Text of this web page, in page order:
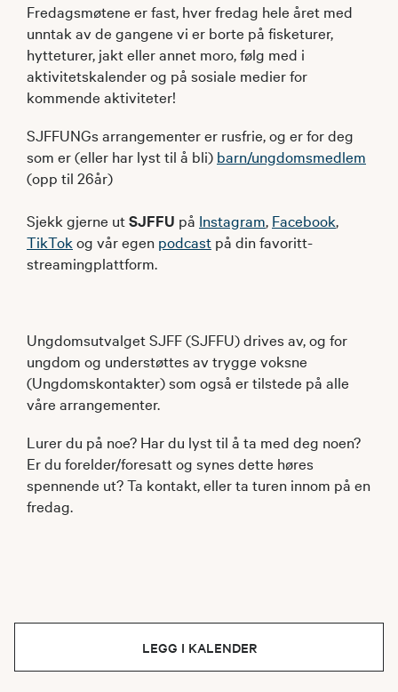
Fredagsmøtene er fast, hver fredag hele året med
unntak av de gangene vi er borte på fisketurer,
hytteturer, jakt eller annet moro, følg med i
aktivitetskalender og på sosiale medier for
kommende aktiviteter!
SJFFUNGs arrangementer er rusfrie, og er for deg
som er (eller har lyst til å bli) barn/ungdomsmedlem
(opp til 26år)
Sjekk gjerne utSJFFU på Instagram, Facebook,
TikTok og vår egen podcast på din favoritt-
streamingplattform.
Ungdomsutvalget SJFF (SJFFU) drives av, og for
ungdom og understøttes av trygge voksne
(Ungdomskontakter) som også er tilstede på alle
våre arrangementer.
Lurer du på noe? Har du lyst til å ta med deg noen?
Er du forelder/foresatt og synes dette høres
spennende ut? Ta kontakt, eller ta turen innom på en
fredag.
LEGG I KALENDER